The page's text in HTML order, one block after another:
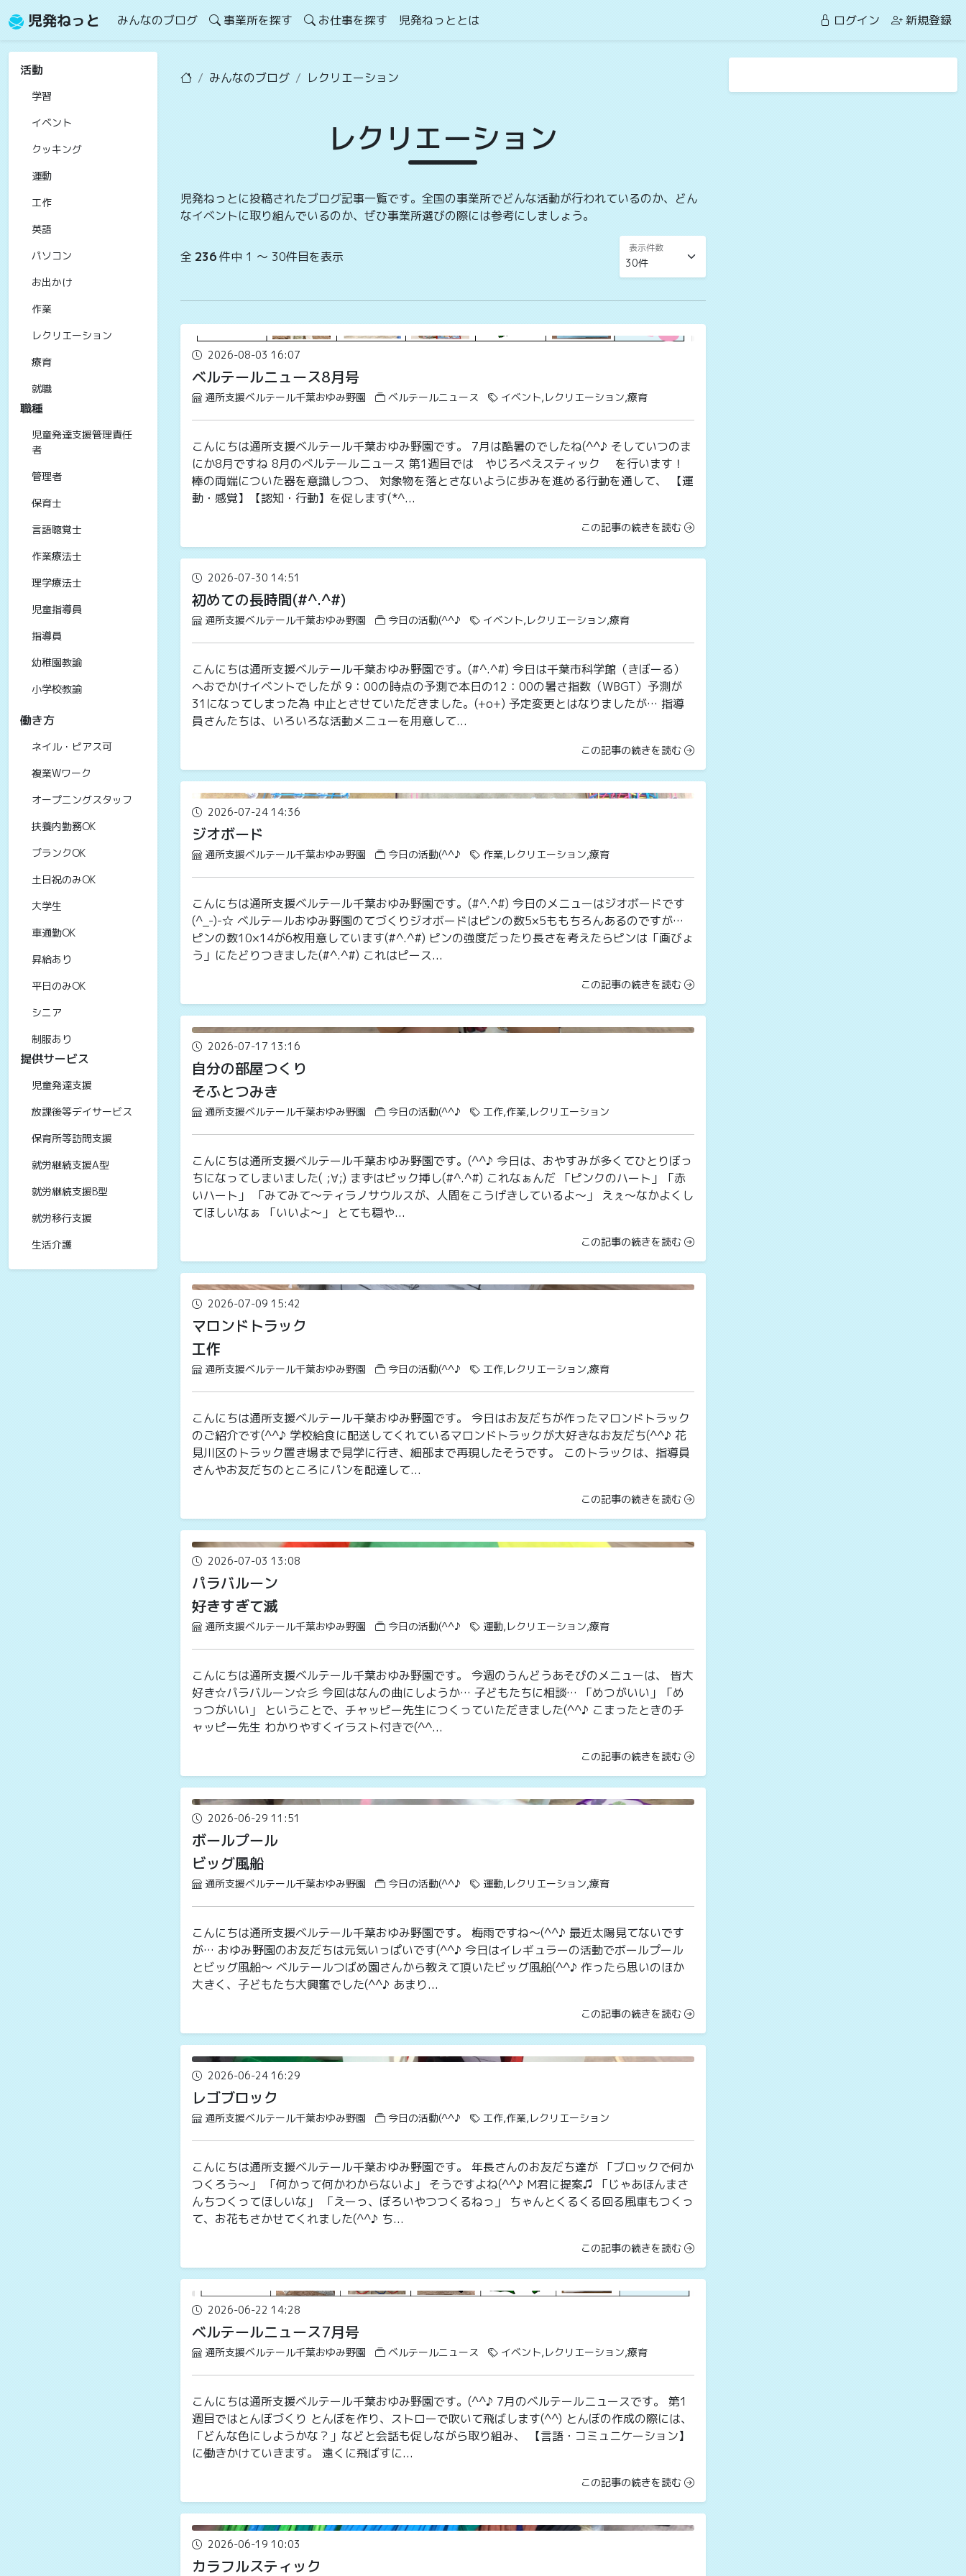
児発ねっと みんなのブログ 事業所を探す お仕事を探す 児発ねっととは ログイン 新規登録
活動
学習
イベント
クッキング
運動
工作
英語
パソコン
お出かけ
作業
レクリエーション
療育
就職
職種
児童発達支援管理責任
者
管理者
保育士
言語聴覚士
作業療法士
理学療法士
児童指導員
指導員
幼稚園教諭
小学校教諭
働き方
ネイル・ピアス可
複業Wワーク
オープニングスタッフ
扶養内勤務OK
ブランクOK
土日祝のみOK
大学生
車通勤OK
昇給あり
平日のみOK
シニア
制服あり
提供サービス
児童発達支援
放課後等デイサービス
保育所等訪問支援
就労継続支援A型
就労継続支援B型
就労移行支援
生活介護
みんなのブログ レクリエーション
レクリエーション
児発ねっとに投稿されたブログ記事一覧です。全国の事業所でどんな活動が行われているのか、どん
なイベントに取り組んでいるのか、ぜひ事業所選びの際には参考にしましょう。
全 236件中 1 〜 30件目を表示
表示件数
2026-08-03 16:07
ベルテールニュース8月号
通所支援ベルテール千葉おゆみ野園 ベルテールニュース イベント,レクリエーション,療育
こんにちは通所支援ベルテール千葉おゆみ野園です。 7月は酷暑のでしたね(^^♪ そしていつのま
にか8月ですね 8月のベルテールニュース 第1週目では やじろべえスティック を行います！
棒の両端についた器を意識しつつ、 対象物を落とさないように歩みを進める行動を通して、 【運
動・感覚】【認知・行動】を促します(*^...
この記事の続きを読む
2026-07-30 14:51
初めての長時間(#^.^#)
通所支援ベルテール千葉おゆみ野園 今日の活動(^^♪ イベント,レクリエーション,療育
こんにちは通所支援ベルテール千葉おゆみ野園です。(#^.^#) 今日は千葉市科学館（きぼーる）
へおでかけイベントでしたが 9：00の時点の予測で本日の12：00の暑さ指数（WBGT）予測が
31になってしまった為 中止とさせていただきました。(+o+) 予定変更とはなりましたが… 指導
員さんたちは、いろいろな活動メニューを用意して...
この記事の続きを読む
2026-07-24 14:36
ジオボード
通所支援ベルテール千葉おゆみ野園 今日の活動(^^♪ 作業,レクリエーション,療育
こんにちは通所支援ベルテール千葉おゆみ野園です。(#^.^#) 今日のメニューはジオボードです
(^_-)-☆ ベルテールおゆみ野園のてづくりジオボードはピンの数5×5ももちろんあるのですが…
ピンの数10×14が6枚用意しています(#^.^#) ピンの強度だったり長さを考えたらピンは「画びょ
う」にたどりつきました(#^.^#) これはピース...
この記事の続きを読む
2026-07-17 13:16
自分の部屋つくり
そふとつみき
通所支援ベルテール千葉おゆみ野園 今日の活動(^^♪ 工作,作業,レクリエーション
こんにちは通所支援ベルテール千葉おゆみ野園です。(^^♪ 今日は、おやすみが多くてひとりぼっ
ちになってしまいました( ;∀;) まずはピック挿し(#^.^#) これなぁんだ 「ピンクのハート」「赤
いハート」 「みてみて～ティラノサウルスが、人間をこうげきしているよ～」 えぇ～なかよくし
てほしいなぁ 「いいよ～」 とても穏や...
この記事の続きを読む
2026-07-09 15:42
マロンドトラック
工作
通所支援ベルテール千葉おゆみ野園 今日の活動(^^♪ 工作,レクリエーション,療育
こんにちは通所支援ベルテール千葉おゆみ野園です。 今日はお友だちが作ったマロンドトラック
のご紹介です(^^♪ 学校給食に配送してくれているマロンドトラックが大好きなお友だち(^^♪ 花
見川区のトラック置き場まで見学に行き、細部まで再現したそうです。 このトラックは、指導員
さんやお友だちのところにパンを配達して...
この記事の続きを読む
2026-07-03 13:08
パラバルーン
好きすぎて滅
通所支援ベルテール千葉おゆみ野園 今日の活動(^^♪ 運動,レクリエーション,療育
こんにちは通所支援ベルテール千葉おゆみ野園です。 今週のうんどうあそびのメニューは、 皆大
好き☆パラバルーン☆彡 今回はなんの曲にしようか… 子どもたちに相談… 「めつがいい」「め
っつがいい」 ということで、チャッピー先生につくっていただきました(^^♪ こまったときのチ
ャッピー先生 わかりやすくイラスト付きで(^^...
この記事の続きを読む
2026-06-29 11:51
ボールプール
ビッグ風船
通所支援ベルテール千葉おゆみ野園 今日の活動(^^♪ 運動,レクリエーション,療育
こんにちは通所支援ベルテール千葉おゆみ野園です。 梅雨ですね～(^^♪ 最近太陽見てないです
が… おゆみ野園のお友だちは元気いっぱいです(^^♪ 今日はイレギュラーの活動でボールプール
とビッグ風船～ ベルテールつばめ園さんから教えて頂いたビッグ風船(^^♪ 作ったら思いのほか
大きく、子どもたち大興奮でした(^^♪ あまり...
この記事の続きを読む
2026-06-24 16:29
レゴブロック
通所支援ベルテール千葉おゆみ野園 今日の活動(^^♪ 工作,作業,レクリエーション
こんにちは通所支援ベルテール千葉おゆみ野園です。 年長さんのお友だち達が 「ブロックで何か
つくろう～」 「何かって何かわからないよ」 そうですよね(^^♪ M君に提案♫ 「じゃあほんまさ
んちつくってほしいな」 「えーっ、ぼろいやつつくるねっ」 ちゃんとくるくる回る風車もつくっ
て、お花もさかせてくれました(^^♪ ち...
この記事の続きを読む
2026-06-22 14:28
ベルテールニュース7月号
通所支援ベルテール千葉おゆみ野園 ベルテールニュース イベント,レクリエーション,療育
こんにちは通所支援ベルテール千葉おゆみ野園です。(^^♪ 7月のベルテールニュースです。 第1
週目ではとんぼづくり とんぼを作り、ストローで吹いて飛ばします(^^) とんぼの作成の際には、
「どんな色にしようかな？」などと会話も促しながら取り組み、 【言語・コミュニケーション】
に働きかけていきます。 遠くに飛ばすに...
この記事の続きを読む
2026-06-19 10:03
カラフルスティック